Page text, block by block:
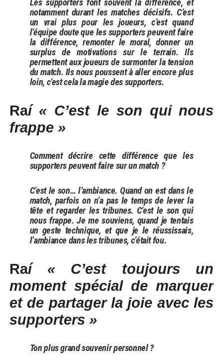
Les supporters font souvent la différence, et
notamment durant les matches décisifs. C’est
un vrai plus pour les joueurs, c’est quand
l’équipe doute que les supporters peuvent faire
la différence, remonter le moral, donner un
surplus de motivations sur le terrain. Ils
permettent aux joueurs de surmonter la tension
du match. Ils nous poussent à aller encore plus
loin, c’est cela la magie des supporters.
Raí « C’est le son qui nous
frappe »
Comment décrire cette différence que les
supporters peuvent faire sur un match ?
C’est le son… l’ambiance. Quand on est dans le
match, parfois on n’a pas le temps de lever la
tête et regarder les tribunes. C’est le son qui
nous frappe. Je me souviens, quand je tentais
un geste technique, et que je le réussissais,
l’ambiance dans les tribunes, c’était fou.
Raí « C’est toujours un
moment spécial de marquer
et de partager la joie avec les
supporters »
Ton plus grand souvenir personnel ?